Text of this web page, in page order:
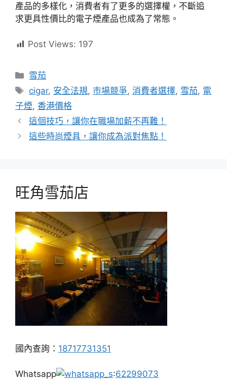
產品的多樣化，消費者有了更多的選擇權，不斷追
求更具性價比的電子煙產品也成為了常態。
Post Views: 197
分
類
雪茄
標
籤
cigar, 安全法規,市場競爭,消費者選擇, 雪茄, 電
子煙, 香港價格
這個技巧，讓你在職場加薪不再難！
這些時尚煙具，讓你成為派對焦點！
旺角雪茄店
國內查詢： 18717731351
Whatsapp :62299073